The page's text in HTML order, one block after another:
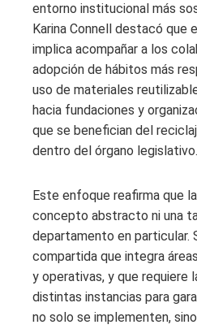
entorno institucional más
Karina Connell destacó que
implica acompañar a los
adopción de hábitos más
uso de materiales
hacia fundaciones y
que se benefician del
dentro del órgano legislativo.
Este enfoque reafirma que
concepto abstracto ni una
departamento en particular.
compartida que integra
y operativas, y que requiere
distintas instancias para
no solo se implementen,